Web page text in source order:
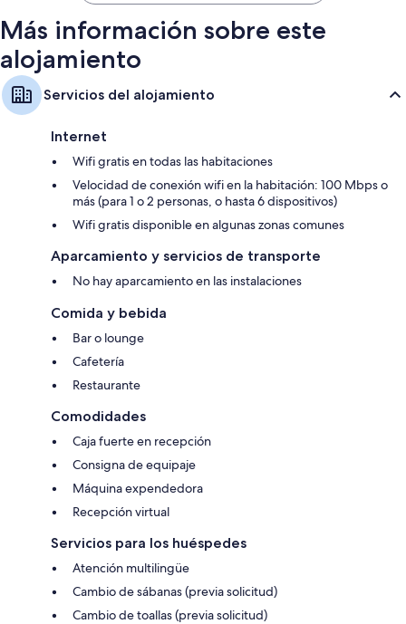
Más información sobre este
alojamiento
Servicios del alojamiento
Internet
Wifi gratis en todas las habitaciones
Velocidad de conexión wifi en la habitación: 100 Mbps o
más (para 1 o 2 personas, o hasta 6 dispositivos)
Wifi gratis disponible en algunas zonas comunes
Aparcamiento y servicios de transporte
No hay aparcamiento en las instalaciones
Comida y bebida
Bar o lounge
Cafetería
Restaurante
Comodidades
Caja fuerte en recepción
Consigna de equipaje
Máquina expendedora
Recepción virtual
Servicios para los huéspedes
Atención multilingüe
Cambio de sábanas (previa solicitud)
Cambio de toallas (previa solicitud)